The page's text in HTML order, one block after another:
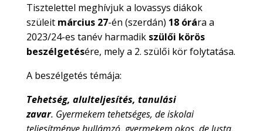
Tisztelettel meghívjuk a lovassys diákok
szüleit március 27-én (szerdán) 18 órára a
2023/24-es tanév harmadik szülői körös
beszélgetésére, mely a 2. szülői kör folytatása.
A beszélgetés témája:
Tehetség, alulteljesítés, tanulási
zavar. Gyermekem tehetséges, de iskolai